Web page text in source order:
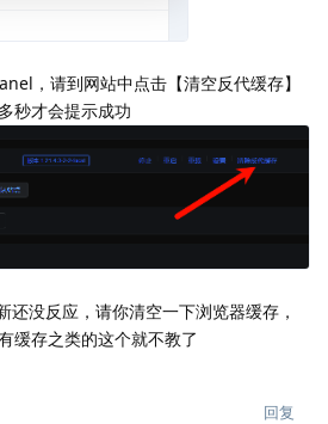
，请到网站中点击【清空反代缓存】
秒才会提示成功
还没反应，请你清空一下浏览器缓存，
缓存之类的这个就不教了
回复